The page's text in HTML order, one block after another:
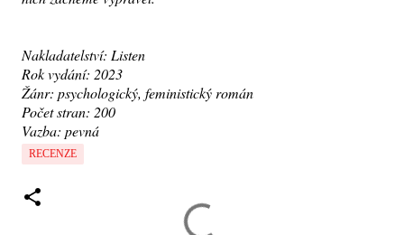
Nakladatelství: Listen
Rok vydání: 2023
Žánr: psychologický, feministický román
Počet stran: 200
Vazba: pevná
RECENZE